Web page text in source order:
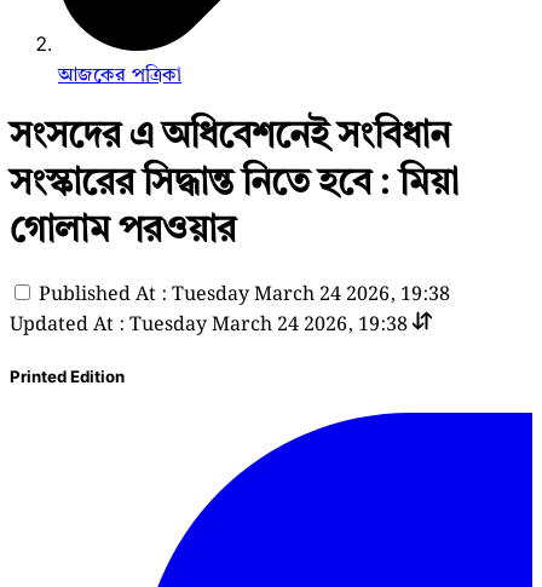
আজকের পত্রিকা
সংসদের এ অধিবেশনেই সংবিধান
সংস্কারের সিদ্ধান্ত নিতে হবে : মিয়া
গোলাম পরওয়ার
Published At : Tuesday March 24 2026, 19:38
Updated At : Tuesday March 24 2026, 19:38
Printed Edition